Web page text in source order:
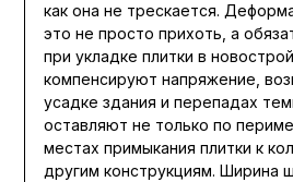
как она не трескается.
это не просто прихоть, а
при укладке плитки в
компенсируют напряжение,
усадке здания и перепадах
оставляют не только по
местах примыкания плитки к
другим конструкциям. Ширина